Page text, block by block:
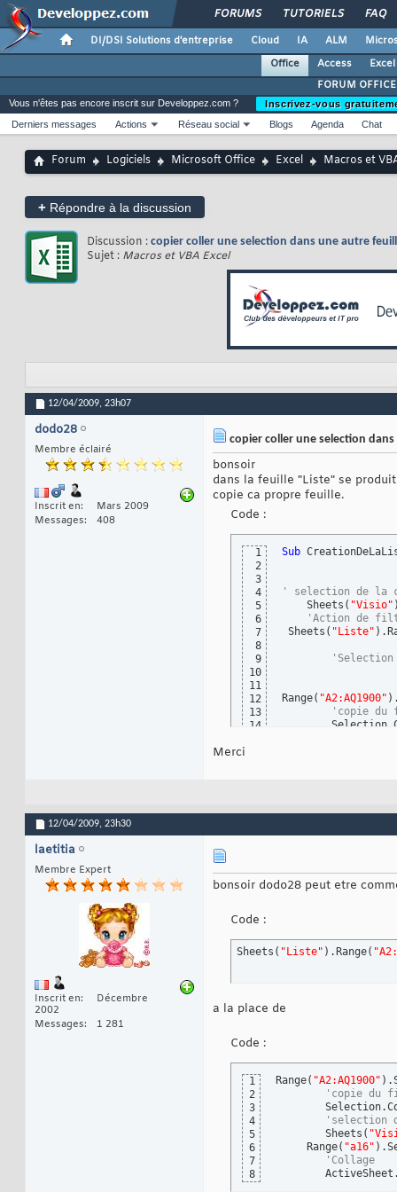
FORUMS TUTORIELS FAQ
DI/DSI Solutions d'entreprise Cloud IA ALM
Office
Access
Excel
FORUM OFFICE
Vous n'êtes pas encore inscrit sur Developpez.com ?
Inscrivez-vous
Derniers messages
Actions Réseau social Blogs Agenda Chat
Forum Logiciels Microsoft Office Excel Macros et
+ Répondre à la discussion
Discussion : copier coller une selection dans une autre
Sujet : Macros et VBA Excel
12/04/2009, 23h07
dodo28
Membre éclairé
Inscrit en
Mars 2009
Messages
408
copier coller une selection
bonsoir
dans la feuille "Liste" se
copie ca propre feuille.
Code :
1
2
3
4
5
6
7
8
9
10
11
12
13
14
Sub
' selection de la
    Sheets
( "Visio"
'Action de
Sheets ( "Liste" )
Range( "A2:AQ1900" )
'copie
Merci
12/04/2009, 23h30
laetitia
Membre Expert
Inscrit en
Décembre
2002
Messages
1 281
bonsoir dodo28 peut etre
Code :
Sheets ( "Liste" ) .Range(
a la place de
Code :
1
2
3
4
5
6
7
8
Range( "A2:AQ1900" )
'copie du
'selection
        Sheets
(
     Range
( "a16" )
'Collage